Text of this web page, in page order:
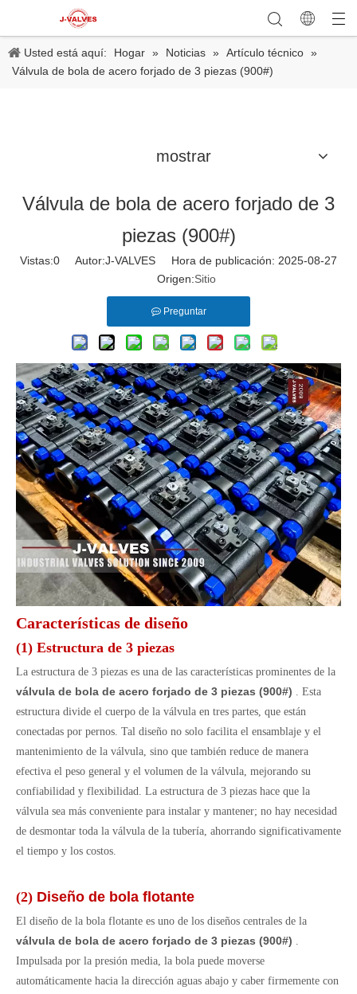
Usted está aquí: Hogar » Noticias » Artículo técnico »
Válvula de bola de acero forjado de 3 piezas (900#)
mostrar
Válvula de bola de acero forjado de 3
piezas (900#)
Vistas:0 Autor:J-VALVES Hora de publicación: 2025-08-27
Origen:Sitio
Preguntar
Características de diseño
(1) Estructura de 3 piezas
La estructura de 3 piezas es una de las características prominentes de la
válvula de bola de acero forjado de 3 piezas (900#) . Esta
estructura divide el cuerpo de la válvula en tres partes, que están
conectadas por pernos. Tal diseño no solo facilita el ensamblaje y el
mantenimiento de la válvula, sino que también reduce de manera
efectiva el peso general y el volumen de la válvula, mejorando su
confiabilidad y flexibilidad. La estructura de 3 piezas hace que la
válvula sea más conveniente para instalar y mantener; no hay necesidad
de desmontar toda la válvula de la tubería, ahorrando significativamente
el tiempo y los costos.
(2) Diseño de bola flotante
El diseño de la bola flotante es uno de los diseños centrales de la
válvula de bola de acero forjado de 3 piezas (900#) .
Impulsada por la presión media, la bola puede moverse
automáticamente hacia la dirección aguas abajo y caber firmemente con